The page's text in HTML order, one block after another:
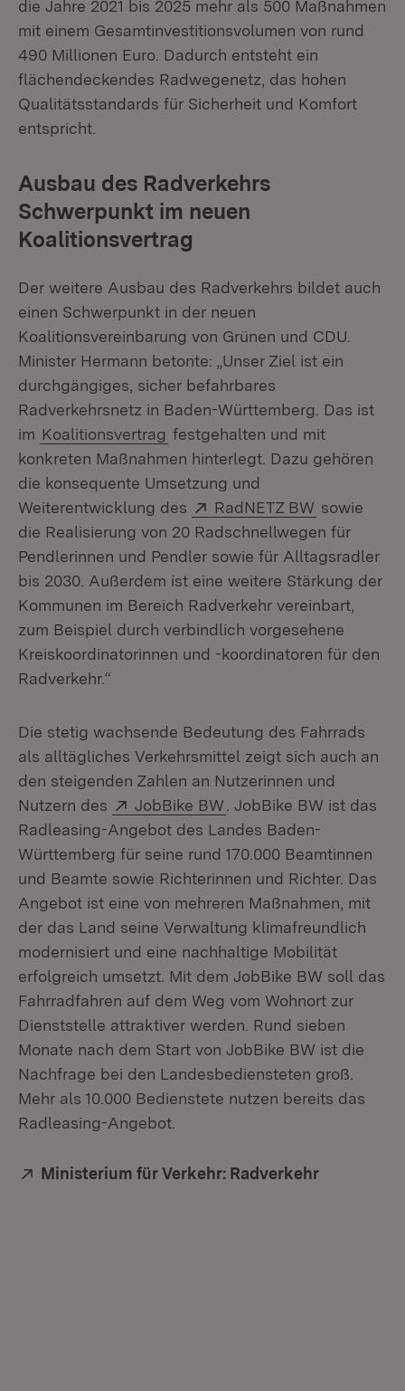
die Jahre 2021 bis 2025 mehr als 500 Maßnahmen
mit einem Gesamtinvestitionsvolumen von rund
490 Millionen Euro. Dadurch entsteht ein
flächendeckendes Radwegenetz, das hohen
Qualitätsstandards für Sicherheit und Komfort
entspricht.
Ausbau des Radverkehrs
Schwerpunkt im neuen
Koalitionsvertrag
Der weitere Ausbau des Radverkehrs bildet auch
einen Schwerpunkt in der neuen
Koalitionsvereinbarung von Grünen und CDU.
Minister Hermann betonte: „Unser Ziel ist ein
durchgängiges, sicher befahrbares
Radverkehrsnetz in Baden-Württemberg. Das ist
im Koalitionsvertrag festgehalten und mit
konkreten Maßnahmen hinterlegt. Dazu gehören
die konsequente Umsetzung und
Weiterentwicklung des
Extern:
RadNETZ BW (Öffnet in
sowie
die Realisierung von 20 Radschnellwegen für
Pendlerinnen und Pendler sowie für Alltagsradler
bis 2030. Außerdem ist eine weitere Stärkung der
Kommunen im Bereich Radverkehr vereinbart,
zum Beispiel durch verbindlich vorgesehene
Kreiskoordinatorinnen und -koordinatoren für den
Radverkehr.“
Die stetig wachsende Bedeutung des Fahrrads
als alltägliches Verkehrsmittel zeigt sich auch an
den steigenden Zahlen an Nutzerinnen und
Nutzern des
Extern:
JobBike BW (Öffnet in neuem
. JobBike BW ist das
Radleasing-Angebot des Landes Baden-
Württemberg für seine rund 170.000 Beamtinnen
und Beamte sowie Richterinnen und Richter. Das
Angebot ist eine von mehreren Maßnahmen, mit
der das Land seine Verwaltung klimafreundlich
modernisiert und eine nachhaltige Mobilität
erfolgreich umsetzt. Mit dem JobBike BW soll das
Fahrradfahren auf dem Weg vom Wohnort zur
Dienststelle attraktiver werden. Rund sieben
Monate nach dem Start von JobBike BW ist die
Nachfrage bei den Landesbediensteten groß.
Mehr als 10.000 Bedienstete nutzen bereits das
Radleasing-Angebot.
Extern:
Ministerium für Verkehr: Radverkehr